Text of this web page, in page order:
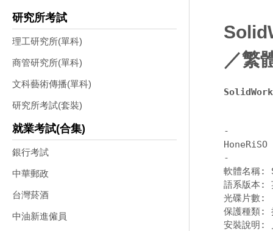
研究所考試
理工研究所(單科)
商管研究所(單科)
文科藝術傳播(單科)
研究所考試(套裝)
就業考試(合集)
銀行考試
中華郵政
台灣菸酒
中油新進僱員
／繁
-
-
軟體名稱
語系版本:
光碟片數:
保護種類:
安裝說明: